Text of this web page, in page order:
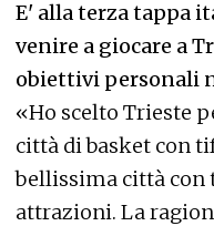
E' alla terza tappa
venire a giocare a
obiettivi personali
«Ho scelto Trieste
città di basket con
bellissima città
attrazioni. La